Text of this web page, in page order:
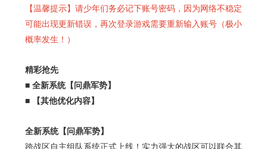
【温馨提示】请少年们务必记下账号密码，因为网络不稳定
可能出现更新错误，再次登录游戏需要重新输入账号（极小
概率发生！）
精彩抢先
■ 全新系统【问鼎军势】
■ 【其他优化内容】
全新系统【问鼎军势】
跨战区自主组队系统正式上线！实力强大的战区可以联合其